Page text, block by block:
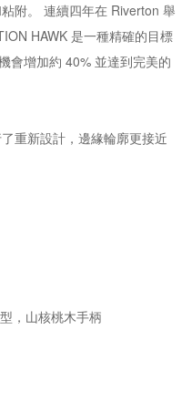
附。 連續四年在 Riverton 舉
HAWK 是一種精確的目標
會增加約 40% 並達到完美的
重新設計，邊緣輪廓更接近
，山核桃木手柄